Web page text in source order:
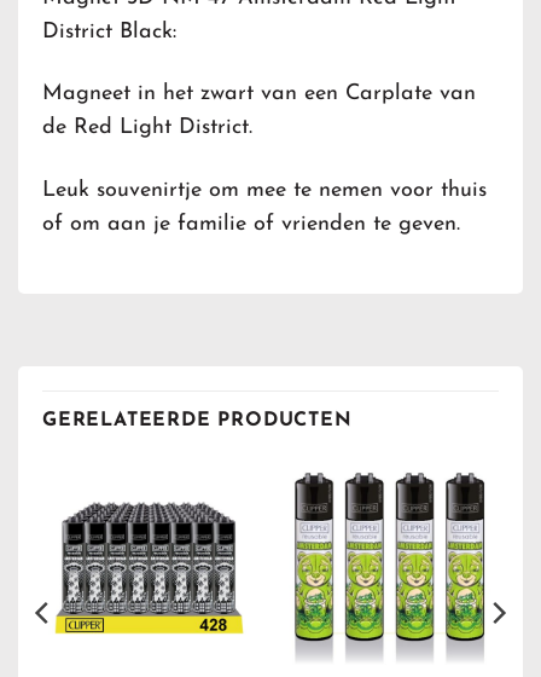
District Black:
Magneet in het zwart van een Carplate van
de Red Light District.
Leuk souvenirtje om mee te nemen voor thuis
of om aan je familie of vrienden te geven.
GERELATEERDE PRODUCTEN